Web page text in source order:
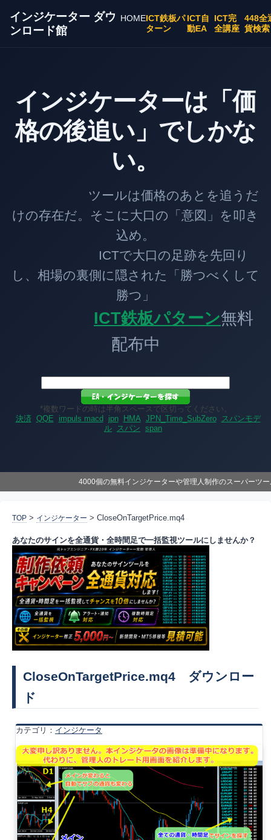
インジケーター ダウ
ンロード館
HOMEICT鉄板パ
ターン
ICT自
動EA
ICT完
全講座
448全
貨検索
インジケーターは「価
格の後追い」でしかな
い。
ツールは価格のあとを追うだ
けの存在だ。そこに大口の「意図」を叩き
込め。
ICTで大口の足跡を先回り
し、相場の裏側に隠された「勝つべくして
勝つ」
ICT鉄板パターン無料
配布中
*複数ワードの時は半角スペースで区切ってください。
決済 QQE impuls macd jpn HMA JPN_Time_SubZero
スパンモデ
ル スパン span
4000個の無料インジケーターや管理人制作のスーパーツ
TOP > インジケーター > CloseOnTargetPrice.mq4
あなたのサインを全通貨・全時間足で一括監視ツールにしませんか？
CloseOnTargetPrice.mq4 ダウンロー
ド
カテゴリ： インジケータ